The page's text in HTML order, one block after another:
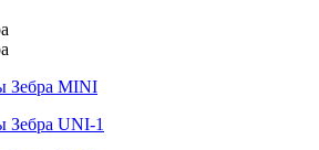
Зебра MINI
Зебра UNI-1